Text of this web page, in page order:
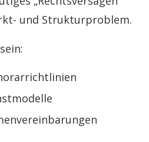
und Strukturproblem.